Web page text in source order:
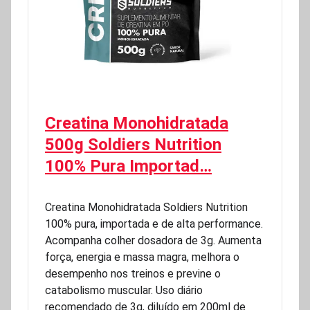
Creatina Monohidratada
500g Soldiers Nutrition
100% Pura Importad…
Creatina Monohidratada Soldiers Nutrition
100% pura, importada e de alta performance.
Acompanha colher dosadora de 3g. Aumenta
força, energia e massa magra, melhora o
desempenho nos treinos e previne o
catabolismo muscular. Uso diário
recomendado de 3g, diluído em 200ml de